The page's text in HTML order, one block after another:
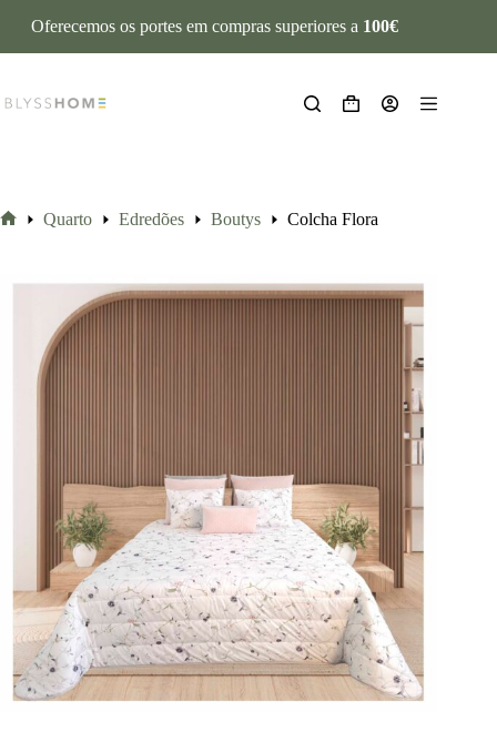
Oferecemos os portes em compras superiores a 100€
Quarto Edredões Boutys Colcha Flora